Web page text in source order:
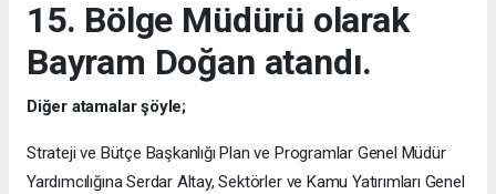
15. Bölge Müdürü olarak
Bayram Doğan atandı.
Diğer atamalar şöyle;
Strateji ve Bütçe Başkanlığı Plan ve Programlar Genel Müdür
Yardımcılığına Serdar Altay, Sektörler ve Kamu Yatırımları Genel